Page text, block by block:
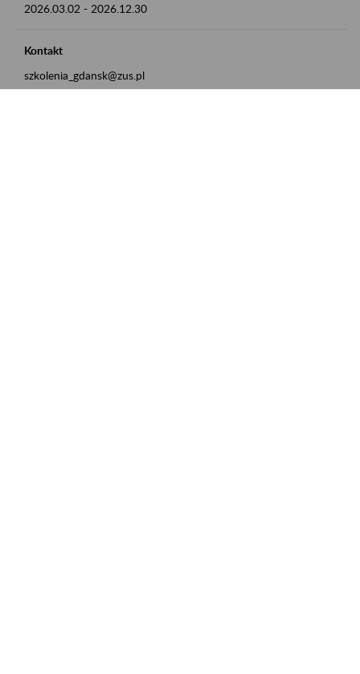
2026.03.02 - 2026.12.30
Kontakt
szkolenia_gdansk@zus.pl